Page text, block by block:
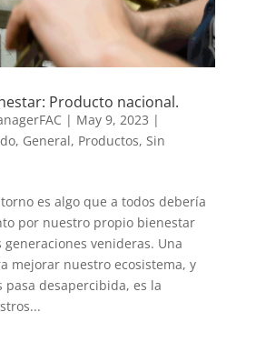
Producto nacional.
| May 9, 2023 |
, General, Productos, Sin
es algo que a todos debería
por nuestro propio bienestar
venideras. Una
mejorar nuestro ecosistema, y
pasa desapercibida, es la